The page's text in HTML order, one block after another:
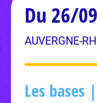
Du 26/
AUVERGNE-
Les